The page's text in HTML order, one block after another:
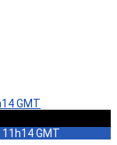
GMT
GMT